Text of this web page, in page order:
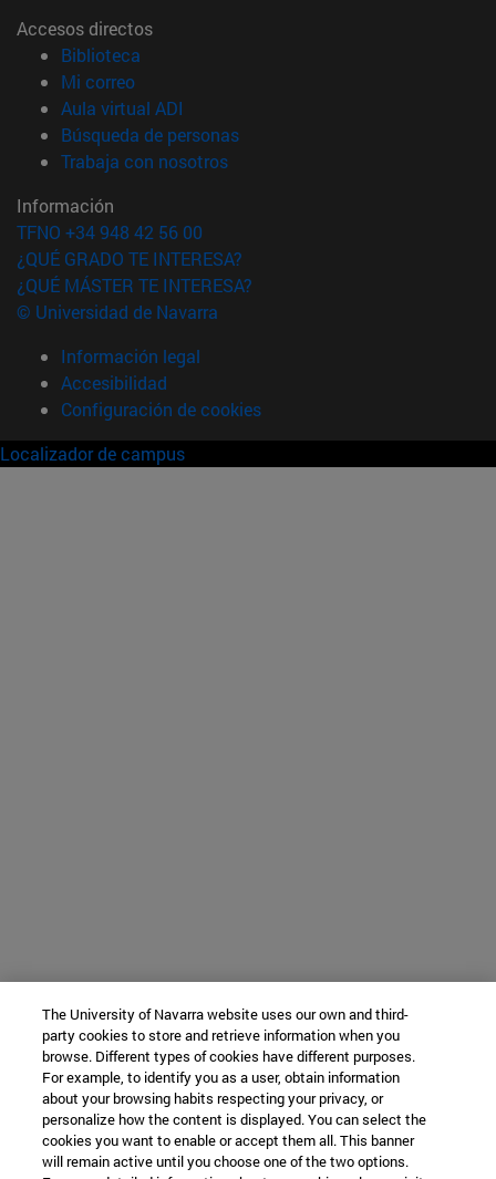
Accesos directos
Biblioteca
Mi correo(abre en nueva ventana)
Aula virtual ADI
Búsqueda de personas(abre en nueva ventana)
Trabaja con nosotros(abre en nueva ventana)
Información
TFNO +34 948 42 56 00
¿QUÉ GRADO TE INTERESA?
¿QUÉ MÁSTER TE INTERESA?
© Universidad de Navarra
Información legal
Accesibilidad
Configuración de cookies
Localizador de campus
The University of Navarra website uses our own and third-
party cookies to store and retrieve information when you
browse. Different types of cookies have different purposes.
For example, to identify you as a user, obtain information
about your browsing habits respecting your privacy, or
personalize how the content is displayed. You can select the
cookies you want to enable or accept them all. This banner
will remain active until you choose one of the two options.